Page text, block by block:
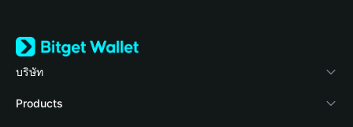
บริษัท
เกี่ยวกับ Bitget Wallet
Products